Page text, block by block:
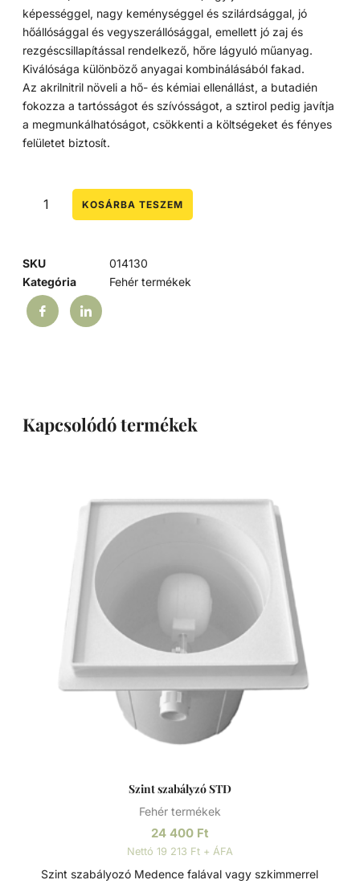
képességgel, nagy keménységgel és szilárdsággal, jó
hőállósággal és vegyszerállósággal, emellett jó zaj és
rezgéscsillapítással rendelkező, hőre lágyuló műanyag.
Kiválósága különböző anyagai kombinálásából fakad.
Az akrilnitril növeli a hő- és kémiai ellenállást, a butadién
fokozza a tartósságot és szívósságot, a sztirol pedig javítja
a megmunkálhatóságot, csökkenti a költségeket és fényes
felületet biztosít.
KOSÁRBA TESZEM
SKU
014130
Kategória
Fehér termékek
Kapcsolódó termékek
Szint szabályzó STD
Fehér termékek
24 400 Ft
Nettó 19 213 Ft + ÁFA
Szint szabályozó Medence falával vagy szkimmerrel